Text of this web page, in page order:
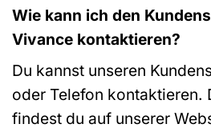
Wie kann ich den
Vivance kontaktieren?
Du kannst unseren
oder Telefon kontaktieren.
findest du auf unserer